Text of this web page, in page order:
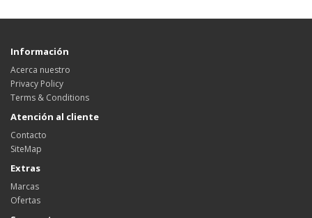
Información
Acerca nuestro
Privacy Policy
Terms & Conditions
Atención al cliente
Contacto
SiteMap
Extras
Marcas
Ofertas